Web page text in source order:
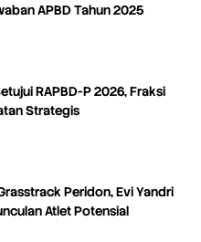
APBD Tahun 2025
RAPBD-P 2026, Fraksi
Strategis
Peridon, Evi Yandri
Atlet Potensial